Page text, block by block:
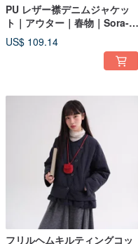
PU レザー襟デニムジャケッ
ト｜アウター｜春物｜Sora-
2055
US$ 109.14
フリルヘムキルティングコッ